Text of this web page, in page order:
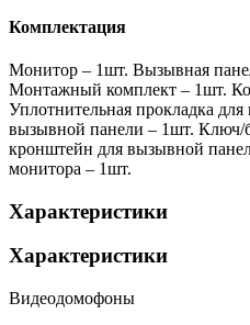
Комплектация
Монитор – 1шт. Вызывная
Монтажный комплект – 1шт.
Уплотнительная прокладка
вызывной панели – 1шт. Ключ/
кронштейн для вызывной
монитора – 1шт.
Характеристики
Характеристики
Видеодомофоны